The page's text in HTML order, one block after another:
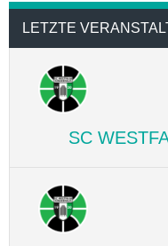
LETZTE
SC